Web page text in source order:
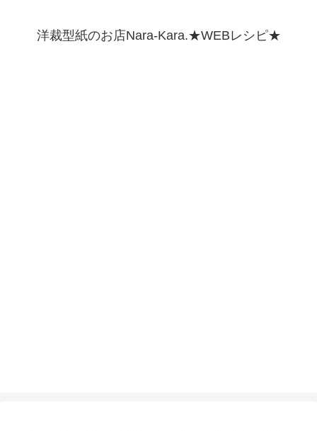
洋裁型紙のお店Nara-Kara.★WEBレシピ★